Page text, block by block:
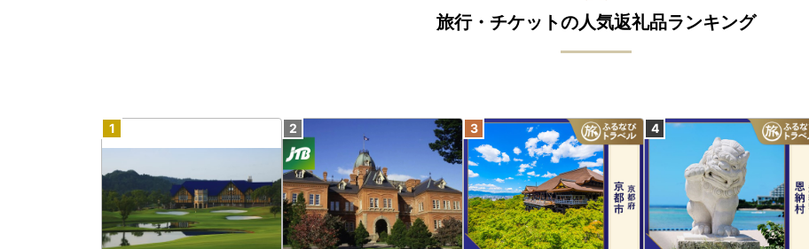
旅行・チケットの人気返礼品ランキング